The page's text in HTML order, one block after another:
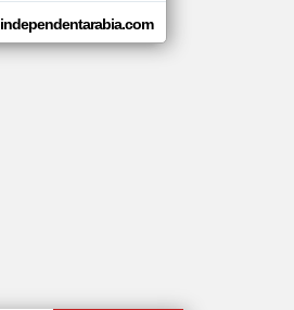
independentarabia.com